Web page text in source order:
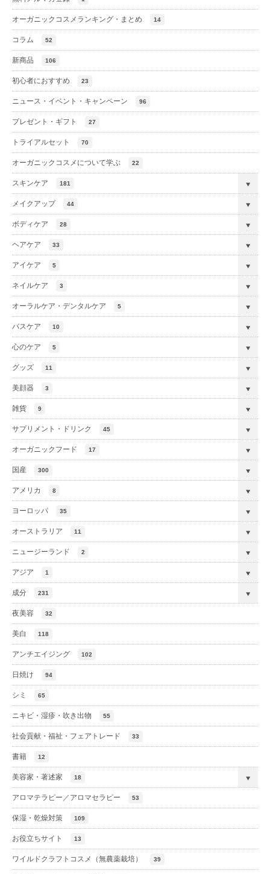
オーガニックコスメランキング・まとめ 14
コラム 52
新商品 106
初心者におすすめ 23
ニュース・イベント・キャンペーン 96
プレゼント・ギフト 27
トライアルセット 70
オーガニックコスメについて学ぶ 22
スキンケア 181
メイクアップ 44
ボディケア 28
ヘアケア 33
アイケア 5
ネイルケア 3
オーラルケア・デンタルケア 5
バスケア 10
心のケア 5
グッズ 11
美顔器 3
雑貨 9
サプリメント・ドリンク 45
オーガニックフード 17
国産 300
アメリカ 8
ヨーロッパ 35
オーストラリア 11
ニュージーランド 2
アジア 1
成分 231
夜美容 32
美白 118
アンチエイジング 102
日焼け 94
シミ 65
ニキビ・湿疹・吹き出物 55
社会貢献・福祉・フェアトレード 33
書籍 12
美容家・著述家 18
アロマテラピー／アロマセラピー 53
保湿・乾燥対策 109
お役立ちサイト 13
ワイルドクラフトコスメ（無農薬栽培） 39